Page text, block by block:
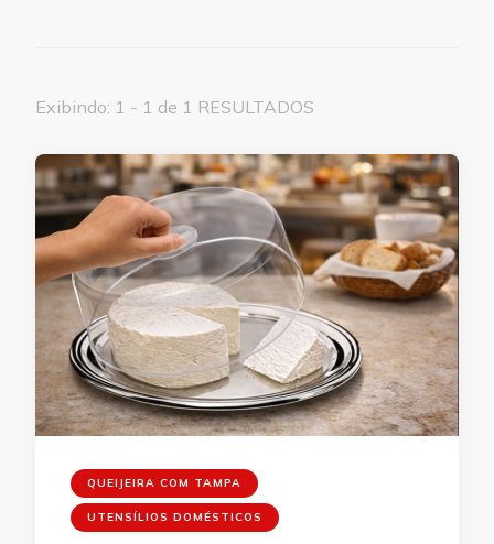
Exibindo: 1 - 1 de 1 RESULTADOS
QUEIJEIRA COM TAMPA
UTENSÍLIOS DOMÉSTICOS